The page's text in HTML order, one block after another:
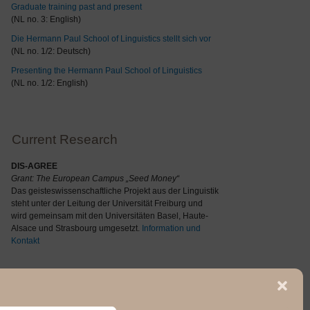
Graduate training past and present
(NL no. 3: English)
Die Hermann Paul School of Linguistics stellt sich vor
(NL no. 1/2: Deutsch)
Presenting the Hermann Paul School of Linguistics
(NL no. 1/2: English)
Current Research
DIS-AGREE
Grant: The European Campus „Seed Money“
Das geisteswissenschaftliche Projekt aus der Linguistik
steht unter der Leitung der Universität Freiburg und
wird gemeinsam mit den Universitäten Basel, Haute-
Alsace und Strasbourg umgesetzt. Information und
Kontakt